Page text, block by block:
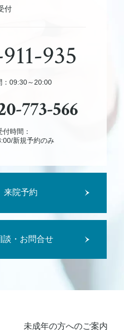
付
935
：09:30～20:00
773-566
付時間：
新規予約のみ
来院予約
談・お問合せ
未成年の方へのご案内